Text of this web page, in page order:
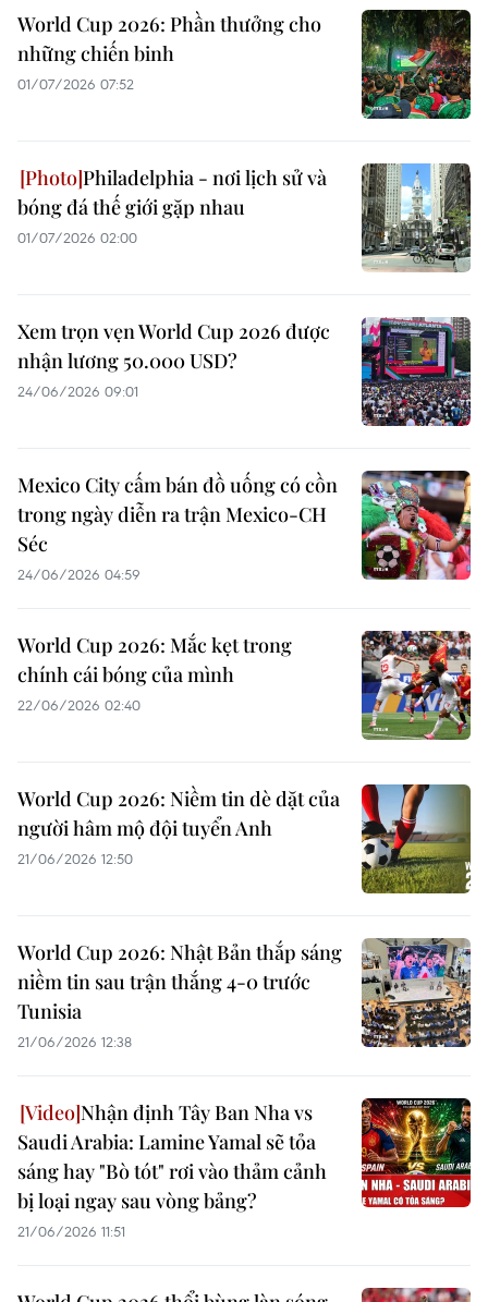
World Cup 2026: Phần thưởng cho
những chiến binh
01/07/2026 07:52
Philadelphia - nơi lịch sử và
bóng đá thế giới gặp nhau
01/07/2026 02:00
Xem trọn vẹn World Cup 2026 được
nhận lương 50.000 USD?
24/06/2026 09:01
Mexico City cấm bán đồ uống có cồn
trong ngày diễn ra trận Mexico-CH
Séc
24/06/2026 04:59
World Cup 2026: Mắc kẹt trong
chính cái bóng của mình
22/06/2026 02:40
World Cup 2026: Niềm tin dè dặt của
người hâm mộ đội tuyển Anh
21/06/2026 12:50
World Cup 2026: Nhật Bản thắp sáng
niềm tin sau trận thắng 4-0 trước
Tunisia
21/06/2026 12:38
Nhận định Tây Ban Nha vs
Saudi Arabia: Lamine Yamal sẽ tỏa
sáng hay "Bò tót" rơi vào thảm cảnh
bị loại ngay sau vòng bảng?
21/06/2026 11:51